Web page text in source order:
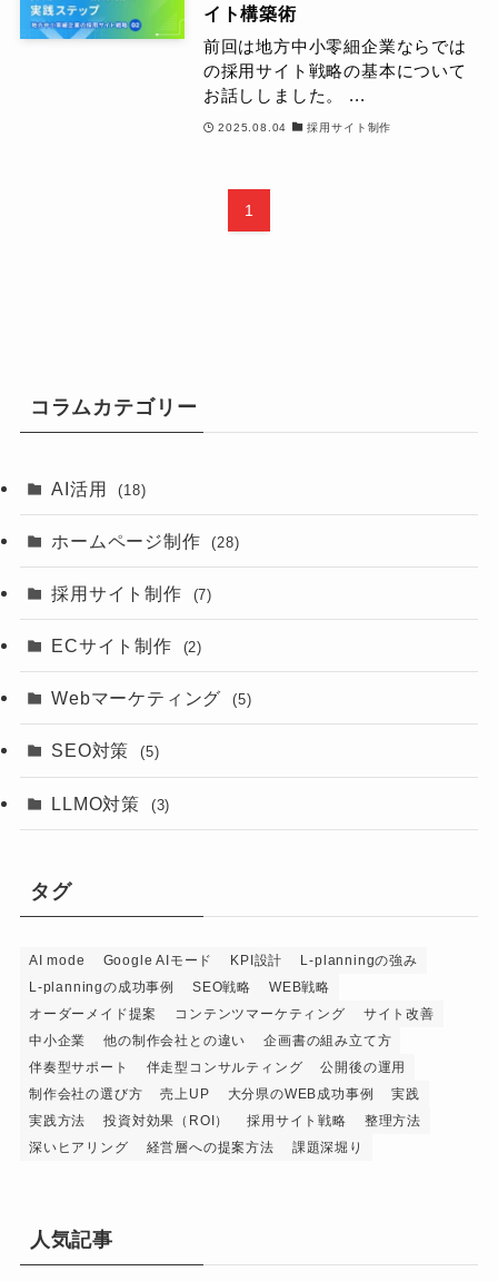
イト構築術
前回は地方中小零細企業ならでは
の採用サイト戦略の基本について
お話ししました。 ...
2025.08.04 採用サイト制作
1
コラムカテゴリー
AI活用 (18)
ホームページ制作 (28)
採用サイト制作 (7)
ECサイト制作 (2)
Webマーケティング (5)
SEO対策 (5)
LLMO対策 (3)
タグ
AI mode Google AIモード KPI設計
L-planningの強み
L-planningの成功事例
SEO戦略
WEB戦略
オーダーメイド提案
コンテンツマーケティング
サイト改善
中小企業
他の制作会社との違い
企画書の組み立て方
伴奏型サポート
伴走型コンサルティング
公開後の運用
制作会社の選び方
売上UP 大分県のWEB成功事例
実践
実践方法
投資対効果（ROI） 採用サイト戦略
整理方法
深いヒアリング
経営層への提案方法 課題深堀り
人気記事